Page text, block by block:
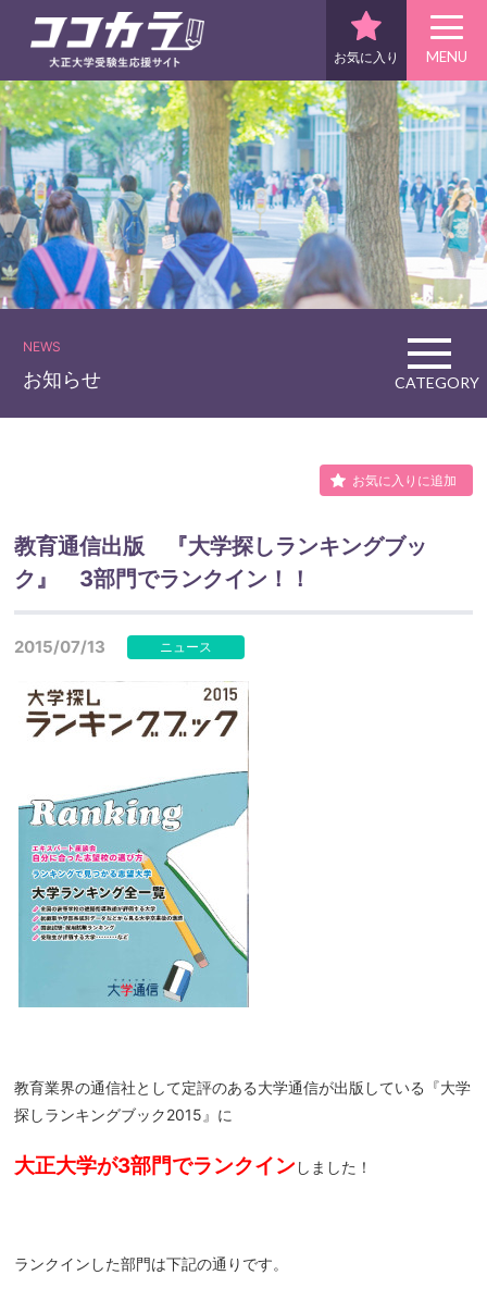
お気に入り MENU
NEWS
お知らせ CATEGORY
お気に入りに追加
教育通信出版 『大学探しランキングブッ
ク』 3部門でランクイン！！
2015/07/13 ニュース
教育業界の通信社として定評のある大学通信が出版している『大学
探しランキングブック2015』に
大正大学が3部門でランクイン しました！
ランクインした部門は下記の通りです。